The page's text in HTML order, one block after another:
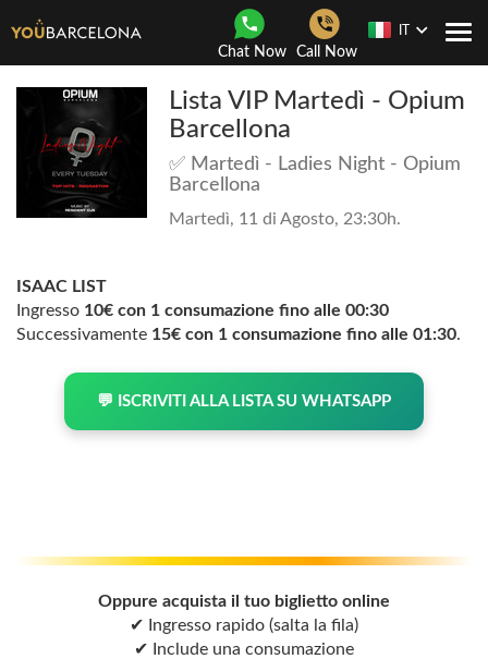
Chat Now Call Now
Lista VIP Martedì - Opium
Barcellona
✅ Martedì - Ladies Night - Opium
Barcellona
Martedì, 11 di Agosto, 23:30h.
ISAAC LIST
Ingresso 10€ con 1 consumazione fino alle 00:30
Successivamente 15€ con 1 consumazione fino alle 01:30.
💬 ISCRIVITI ALLA LISTA SU WHATSAPP
Oppure acquista il tuo biglietto online
✔ Ingresso rapido (salta la fila)
✔ Include una consumazione